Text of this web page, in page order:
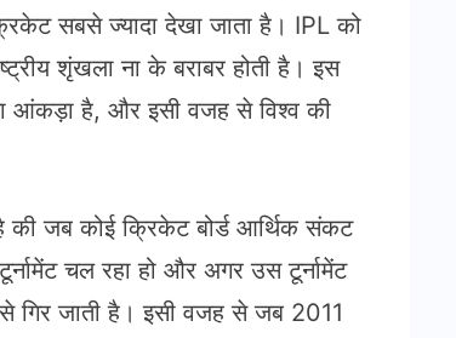
सबसे ज्यादा देखा जाता है। IPL को
शृंखला ना के बराबर होती है। इस
आंकड़ा है, और इसी वजह से विश्व की
की जब कोई क्रिकेट बोर्ड आर्थिक संकट
चल रहा हो और अगर उस टूर्नामेंट
से गिर जाती है। इसी वजह से जब 2011